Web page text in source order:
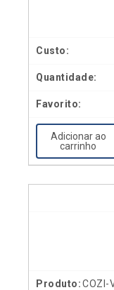
Adicionar ao
carrinho
COZI-